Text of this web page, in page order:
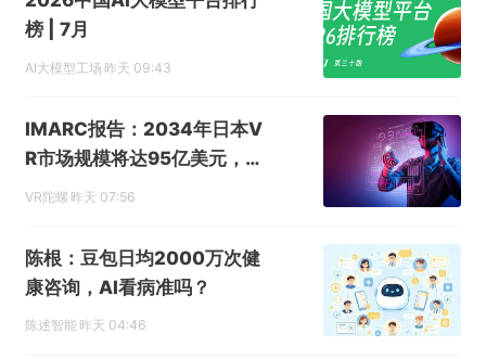
榜 | 7月
AI大模型工场 昨天 09:43
IMARC报告：2034年日本V
R市场规模将达95亿美元，年
复合增长率15.1%
VR陀螺 昨天 07:56
陈根：豆包日均2000万次健
康咨询，AI看病准吗？
陈述智能 昨天 04:46